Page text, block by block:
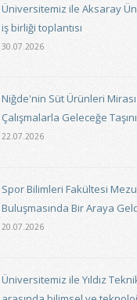
Üniversitemiz ile Aksaray
iş birliği toplantısı
30.07.2026
Niğde'nin Süt Ürünleri
Çalışmalarla Geleceğe
22.07.2026
Spor Bilimleri Fakültesi
Buluşmasında Bir Araya
20.07.2026
Üniversitemiz ile Yıldız